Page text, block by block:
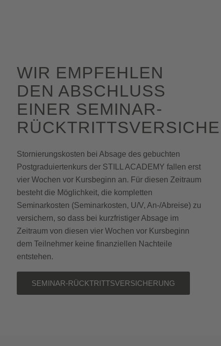
WIR EMPFEHLEN
DEN ABSCHLUSS
EINER SEMINAR-
Stornierungskosten bei Absage des gebuchten
Postgraduiertenkurs der STILL ACADEMY fallen erst
vier Wochen vor Kursbeginn an. Für diesen Zeitraum
besteht die Möglichkeit, die kompletten
Seminarkosten (Seminarkosten, U/V, An-/Abreise) zu
versichern, so dass bei kurzfristiger Absage im
Zeitraum von diesen vier Wochen vor Kursbeginn
dem Teilnehmer keine finanziellen Nachteile
entstehen.
SEMINAR-RÜCKTRITTSVERSICHERUNG